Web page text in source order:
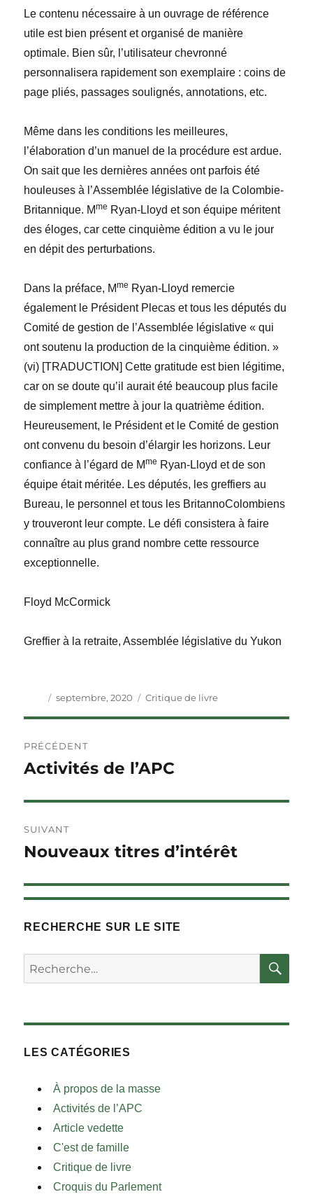
Le contenu nécessaire à un ouvrage de référence
utile est bien présent et organisé de manière
optimale. Bien sûr, l’utilisateur chevronné
personnalisera rapidement son exemplaire : coins de
page pliés, passages soulignés, annotations, etc.
Même dans les conditions les meilleures,
l’élaboration d’un manuel de la procédure est ardue.
On sait que les dernières années ont parfois été
houleuses à l’Assemblée législative de la Colombie-
Britannique. Mme Ryan-Lloyd et son équipe méritent
des éloges, car cette cinquième édition a vu le jour
en dépit des perturbations.
Dans la préface, Mme Ryan-Lloyd remercie
également le Président Plecas et tous les députés du
Comité de gestion de l’Assemblée législative « qui
ont soutenu la production de la cinquième édition. »
(vi) [TRADUCTION] Cette gratitude est bien légitime,
car on se doute qu’il aurait été beaucoup plus facile
de simplement mettre à jour la quatrième édition.
Heureusement, le Président et le Comité de gestion
ont convenu du besoin d’élargir les horizons. Leur
confiance à l’égard de Mme Ryan-Lloyd et de son
équipe était méritée. Les députés, les greffiers au
Bureau, le personnel et tous les BritannoColombiens
y trouveront leur compte. Le défi consistera à faire
connaître au plus grand nombre cette ressource
exceptionnelle.
Floyd McCormick
Greffier à la retraite, Assemblée législative du Yukon
Auteur
Publié
septembre, 2020 Catégories
Critique de livre
de
PRÉCÉDENT
Article
Activités de l’APC
SUIVANT
Article
Nouveaux titres d’intérêt
RECHERCHE SUR LE SITE
Rechercher :
LES CATÉGORIES
À propos de la masse
Activités de l’APC
Article vedette
C'est de famille
Critique de livre
Croquis du Parlement